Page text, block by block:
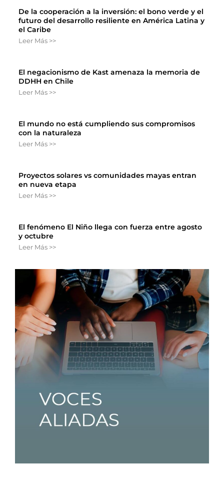
De la cooperación a la inversión: el bono verde y el
futuro del desarrollo resiliente en América Latina y
el Caribe
Leer Más >>
El negacionismo de Kast amenaza la memoria de
DDHH en Chile
Leer Más >>
El mundo no está cumpliendo sus compromisos
con la naturaleza
Leer Más >>
Proyectos solares vs comunidades mayas entran
en nueva etapa
Leer Más >>
El fenómeno El Niño llega con fuerza entre agosto
y octubre
Leer Más >>